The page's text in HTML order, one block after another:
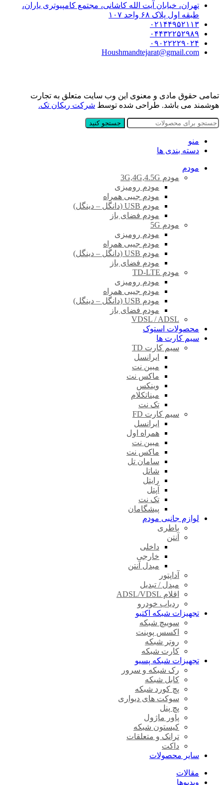
تهران، خیابان آیت الله کاشانی، مجتمع کامپیوتری یاران،
طبقه اول پلاک ۶۸ واحد ۱۰۷
۰۲۱۴۴۹۵۲۱۱۳
۰۴۴۳۲۲۵۲۹۸۹
۰۹۰۲۲۲۲۹۰۲۴
Houshmandtejarat@gmail.com
تمامی حقوق مادی و معنوی این وب سایت متعلق به تجارت
هوشمند می باشد. طراحی شده توسط شرکت ریکان تک.
جستجو کنید
منو
دسته بندی ها
مودم
مودم 3G,4G,4.5G
مودم رومیزی
مودم جیبی همراه
مودم USB (دانگل – دینگل)
مودم فضای باز
مودم 5G
مودم رومیزی
مودم جیبی همراه
مودم USB (دانگل – دینگل)
مودم فضای باز
مودم TD-LTE
مودم رومیزی
مودم جیبی همراه
مودم USB (دانگل – دینگل)
مودم فضای باز
VDSL / ADSL
محصولات استوک
سیم کارت ها
سیم کارت TD
ایرانسل
مبین نت
ماکس نت
وینکس
مبناتکلام
تک نت
سیم کارت FD
ایرانسل
همراه اول
مبین نت
ماکس نت
سامان تل
شاتل
رایتل
آپتل
تک نت
پیشگامان
لوازم جانبی مودم
باطری
آنتن
داخلی
خارجی
مبدل آنتن
آداپتور
مبدل / تبدیل
اقلام ADSL/VDSL
ردیاب خودرو
تجهیزات شبکه اکتیو
سوییچ شبکه
اکسس پوینت
روتر شبکه
کارت شبکه
تجهیزات شبکه پسیو
رک شبکه و سرور
کابل شبکه
پچ کورد شبکه
سوکت های دیواری
پچ پنل
پاور ماژول
کیستون شبکه
ترانک و متعلقات
داکت
سایر محصولات
مقالات
ویدیوها